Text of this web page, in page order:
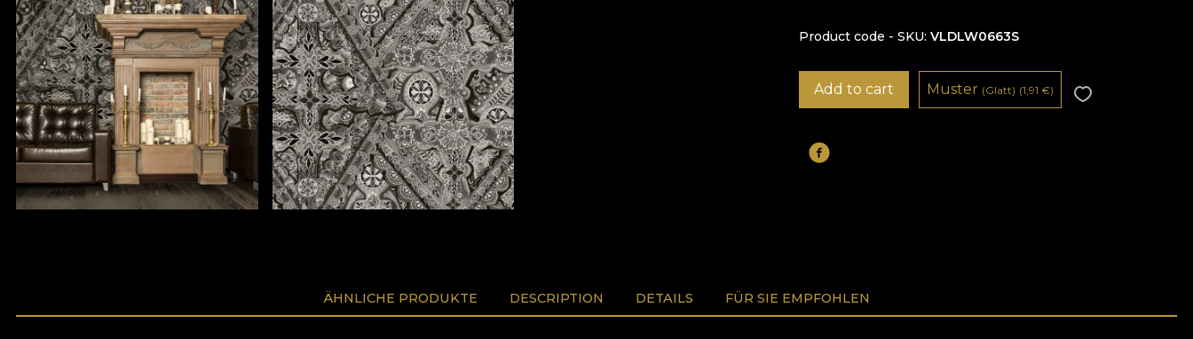
Product code - SKU VLDLW0663S
Add to cart Muster (Glatt) (1,91€)
ÄHNLICHE PRODUKTE DESCRIPTION DETAILS FÜR SIE EMPFOHLEN